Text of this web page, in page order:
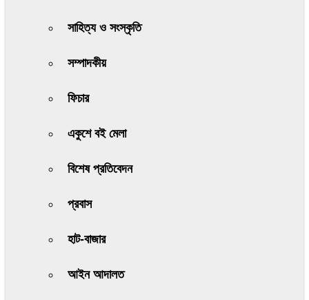
সাহিত্য ও সংস্কৃতি
সম্পাদকীয়
ফিচার
একুশে বই মেলা
বিশেষ প্রতিবেদন
প্রবাস
হাট-বাজার
আইন আদালত